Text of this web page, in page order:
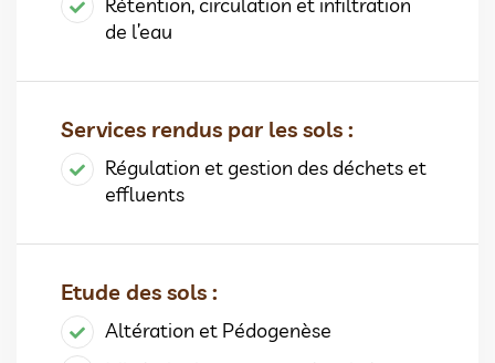
Rétention, circulation et infiltration
de l’eau
Services rendus par les sols :
Régulation et gestion des déchets et
effluents
Etude des sols :
Altération et Pédogenèse